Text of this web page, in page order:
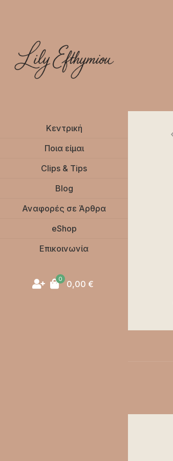
Κεντρική
Ποια είμαι
Clips & Tips
Blog
Αναφορές σε Άρθρα
eShop
Επικοινωνία
0 0,00 €